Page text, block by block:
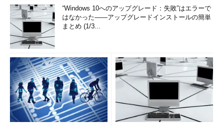
“Windows 10へのアップグレード：失敗”はエラーで
はなかった――アップグレードインストールの簡単
まとめ (1/3...